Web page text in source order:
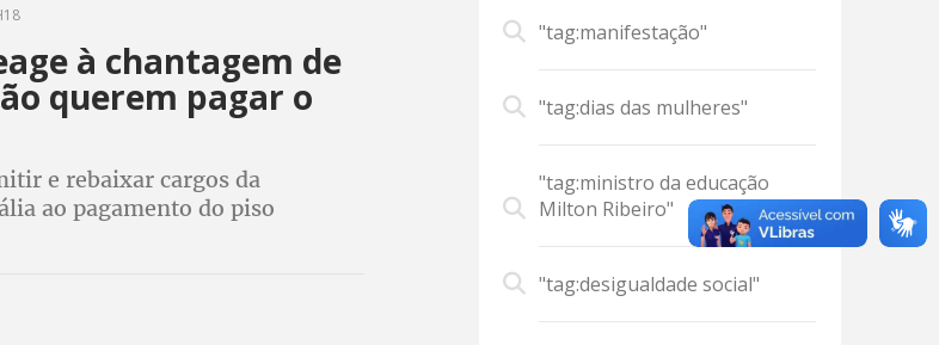
à chantagem de
querem pagar o
e rebaixar cargos da
ao pagamento do piso
"tag:manifestação"
"tag:dias das mulheres"
"tag:ministro da educação
Milton Ribeiro"
"tag:desigualdade social"